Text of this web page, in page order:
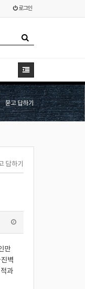
로그인
묻고 답하기
답하기
만
벽
과